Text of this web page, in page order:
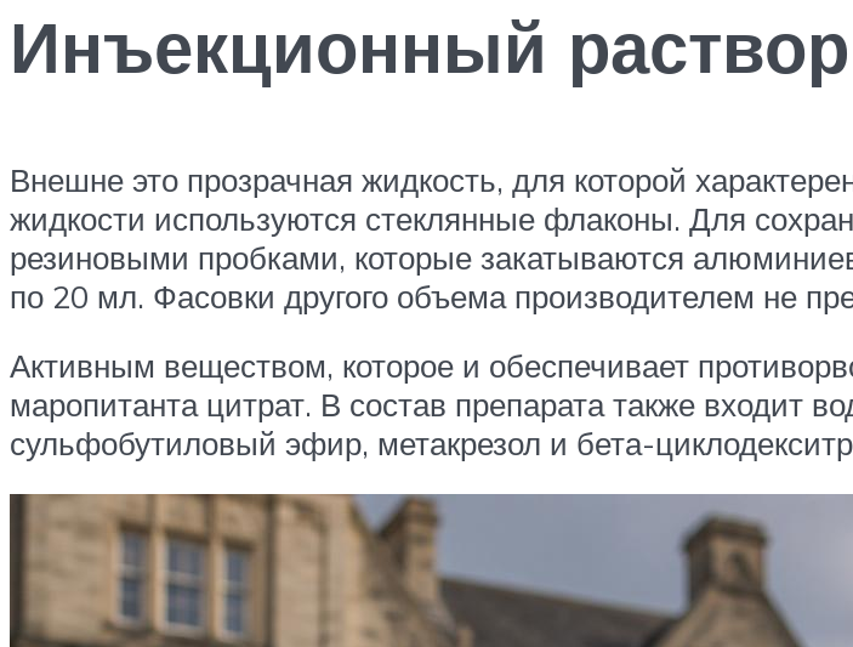
Инъекционный раствор
Внешне это прозрачная жидкость, для которой
жидкости используются стеклянные флаконы. Для
резиновыми пробками, которые закатываются
по 20 мл. Фасовки другого объема производителем не
Активным веществом, которое и обеспечивает
маропитанта цитрат. В состав препарата также входит
сульфобутиловый эфир, метакрезол и бета-